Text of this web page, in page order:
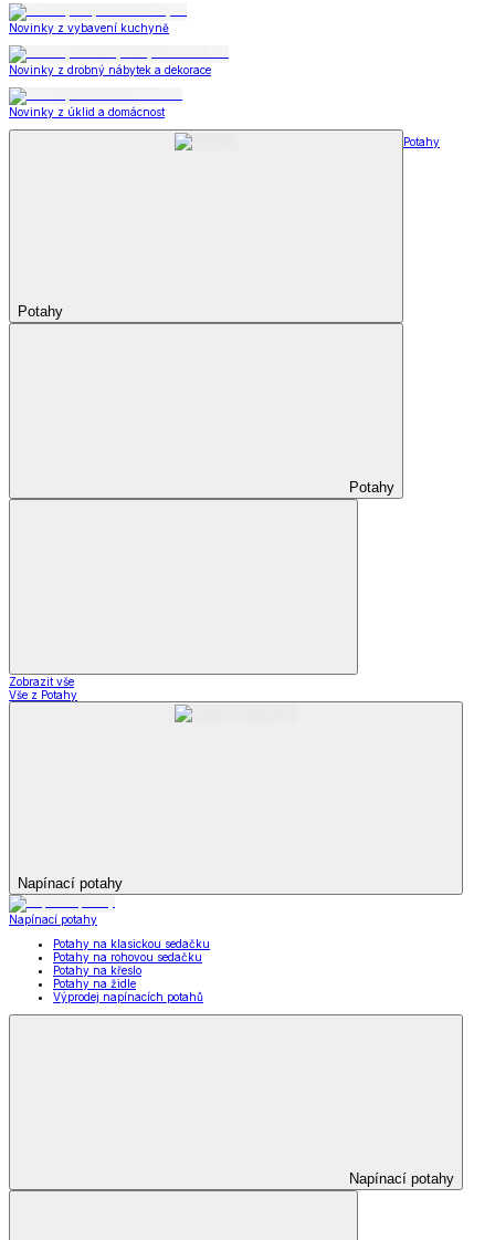
Novinky z vybavení kuchyně
Novinky z drobný nábytek a dekorace
Novinky z úklid a domácnost
Potahy
Potahy
Potahy
Zobrazit vše
Vše z Potahy
Napínací potahy
Napínací potahy
Potahy na klasickou sedačku
Potahy na rohovou sedačku
Potahy na křeslo
Potahy na židle
Výprodej napínacích potahů
Napínací potahy